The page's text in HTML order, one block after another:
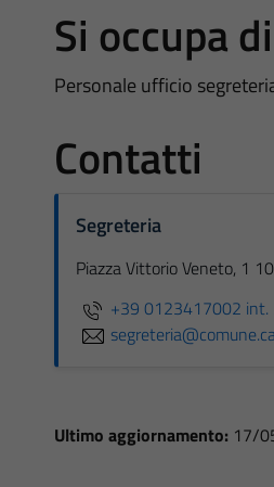
Si occupa di
Personale ufficio
Contatti
Segreteria
Piazza Vittorio Veneto, 1
+39 0123417002 int.
Ultimo aggiornamento: 17/